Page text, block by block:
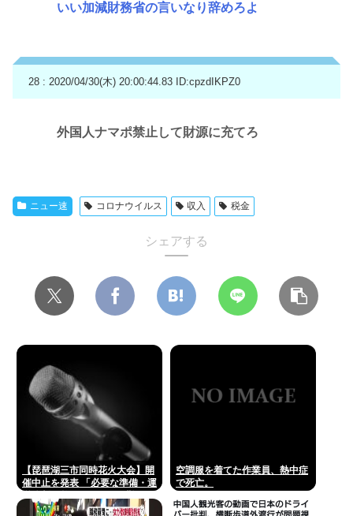
いい加減財務省の言いなり辞めろよ
28 : 2020/04/30(木) 20:00:44.83 ID:cpzdIKPZ0
外国人ナマポ禁止して財源に充てろ
ニュー速 コロナウイルス 収入 税金
シェアする
【琵琶湖三市同時花火大会】開
催中止を発表 「必要な準備・運
22日の開催予定…3市は関与否
空調服を着てた作業員、熱中症
で死亡。